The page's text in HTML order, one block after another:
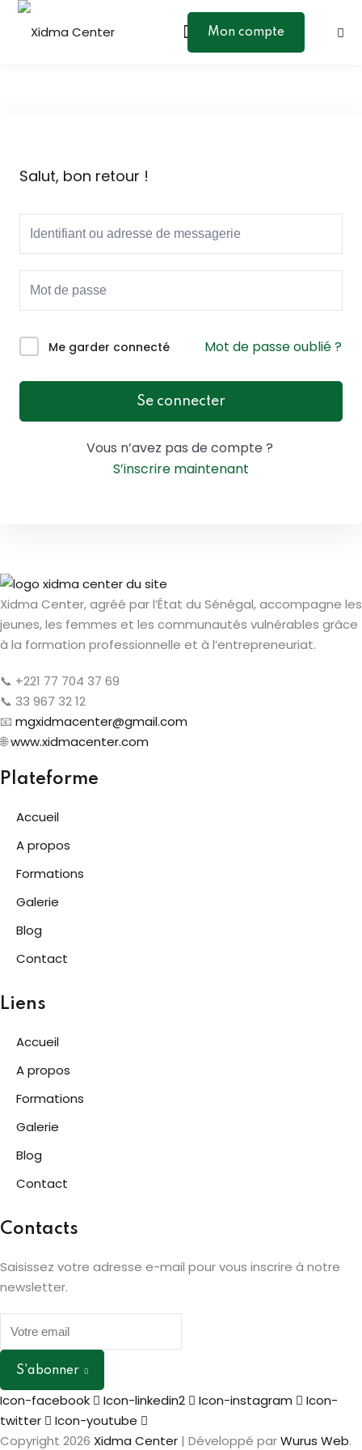
Skip
Mon compte
Salut, bon retour !
Me garder connecté Mot de passe oublié ?
Se connecter
Vous n’avez pas de compte ?
S’inscrire maintenant
Xidma Center, agréé par l’État du Sénégal, accompagne les
jeunes, les femmes et les communautés vulnérables grâce
à la formation professionnelle et à l’entrepreneuriat.
📞 +221 77 704 37 69
📞 33 967 32 12
📧 mgxidmacenter@gmail.com
🌐www.xidmacenter.com
Plateforme
Accueil
A propos
Formations
Galerie
Blog
Contact
Liens
Accueil
A propos
Formations
Galerie
Blog
Contact
Contacts
Saisissez votre adresse e-mail pour vous inscrire à notre
newsletter.
S'abonner
Icon-facebook Icon-linkedin2 Icon-instagram
Icon-
twitter
Icon-youtube
Copyright 2026 Xidma Center | Développé parWurus Web.
Sign in Sign up
Remember me
Sign up
Already have an account?